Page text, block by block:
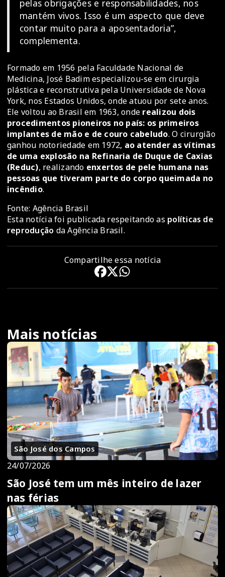
pelas obrigações e responsabilidades, nos
mantém vivos. Isso é um aspecto que deve
contar muito para a aposentadoria”,
complementa.
Formado em 1956 pela Faculdade Nacional de
Medicina, José Badim especializou-se em cirurgia
plástica e reconstrutiva pela Universidade de Nova
York, nos Estados Unidos, onde atuou por sete anos.
Ele voltou ao Brasil em 1963, onde realizou dois
procedimentos pioneiros no país: os primeiros
implantes de mão e de couro cabeludo. O cirurgião
ganhou notoriedade em 1972, ao atender as vítimas
de uma explosão na Refinaria de Duque de Caxias
(Reduc), realizando enxertos de pele humana nas
pessoas que tiveram parte do corpo queimada no
incêndio.
Fonte: Agência Brasil
Esta notícia foi publicada respeitando as políticas de
reprodução da Agência Brasil.
Compartilhe essa notícia
Mais notícias
São José dos Campos
24/07/2026
São José tem um mês inteiro de lazer
nas férias